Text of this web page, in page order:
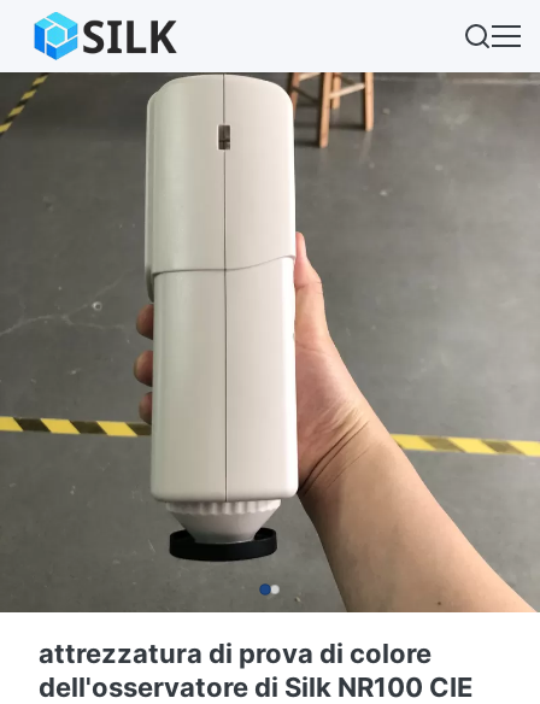
attrezzatura di prova di colore
dell'osservatore di Silk NR100 CIE